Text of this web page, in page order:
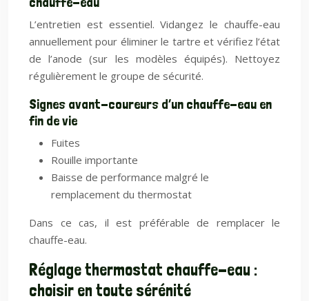
L’entretien est essentiel. Vidangez le chauffe-eau
annuellement pour éliminer le tartre et vérifiez l’état
de l’anode (sur les modèles équipés). Nettoyez
régulièrement le groupe de sécurité.
Signes avant-coureurs d’un chauffe-eau en
fin de vie
Fuites
Rouille importante
Baisse de performance malgré le
remplacement du thermostat
Dans ce cas, il est préférable de remplacer le
chauffe-eau.
Réglage thermostat chauffe-eau :
choisir en toute sérénité